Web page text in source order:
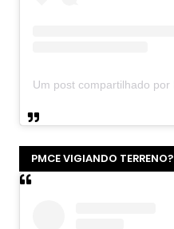
PMCE VIGIANDO TERRENO?